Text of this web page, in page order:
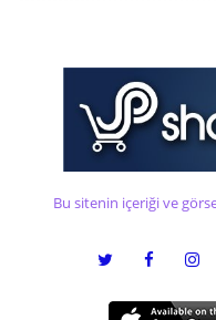
Bu sitenin içeriği ve